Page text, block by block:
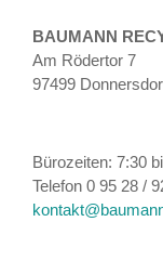
BAUMANN
Am Rödertor 7
97499
Bürozeiten: 7:30
Telefon 0 95 28 /